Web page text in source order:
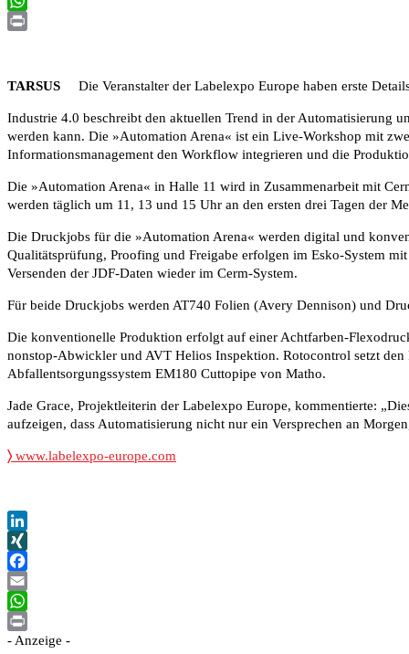
WhatsApp
TARSUS Die Veranstalter der Labelexpo Europe haben erste
Industrie 4.0 beschreibt den aktuellen Trend in der Automatisierung
werden kann. Die »Automation Arena« ist ein Live-Workshop mit
Informationsmanagement den Workflow integrieren und die
Die »Automation Arena« in Halle 11 wird in Zusammenarbeit mit
werden täglich um 11, 13 und 15 Uhr an den ersten drei Tagen der
Die Druckjobs für die »Automation Arena« werden digital und
Qualitätsprüfung, Proofing und Freigabe erfolgen im Esko-System
Versenden der JDF-Daten wieder im Cerm-System.
Für beide Druckjobs werden AT740 Folien (Avery Dennison) und
Die konventionelle Produktion erfolgt auf einer Achtfarben-
nonstop-Abwickler und AVT Helios Inspektion. Rotocontrol setzt
Abfallentsorgungssystem EM180 Cuttopipe von Matho.
Jade Grace, Projektleiterin der Labelexpo Europe, kommentierte:
aufzeigen, dass Automatisierung nicht nur ein Versprechen an
〉 www.labelexpo-europe.com
LinkedIn
XING
Facebook
Email
WhatsApp
Print
- Anzeige -